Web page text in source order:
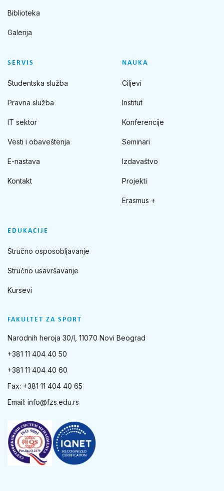
FAKULTET ZA SPORT
Narodnih heroja 30/I, 11070 Novi Beograd
+381 11 404 40 50
+381 11 404 40 60
Fax: +381 11 404 40 65
Email: info@fzs.edu.rs
Biblioteka
Galerija
SERVIS
Studentska služba
Pravna služba
IT sektor
Vesti i obaveštenja
E-nastava
Kontakt
NAUKA
Ciljevi
Institut
Konferencije
Seminari
Izdavaštvo
Projekti
Erasmus +
EDUKACIJE
Stručno osposobljavanje
Stručno usavršavanje
Kursevi